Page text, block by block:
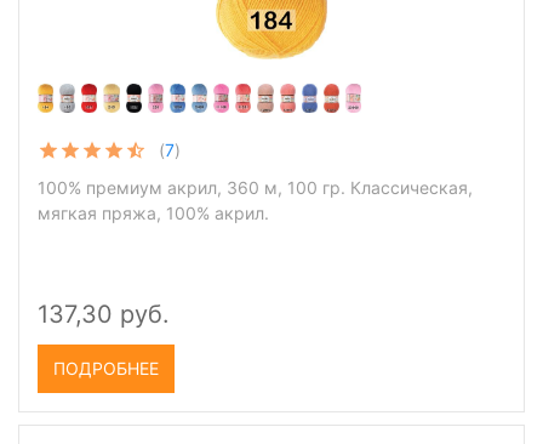
(7)
100% премиум акрил, 360 м, 100 гр. Классическая,
мягкая пряжа, 100% акрил.
137,30 руб.
ПОДРОБНЕЕ